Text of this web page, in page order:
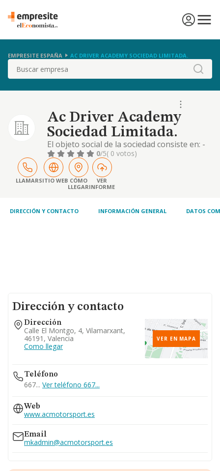
EMPRESITE ESPAÑA AC DRIVER ACADEMY SOCIEDAD LIMITADA.
Buscar
Ac Driver Academy
Sociedad Limitada.
El objeto social de la sociedad consiste en: -
la enseñanza y formación del deporte de
automovilismo. -la compraventa de material
relacionado con el automovilismo. -servicios
de publicidad, relaciones públicas y similares.
0/5( 0 votos)
LLAMARSITIO WEB CÓMO
LLEGAR
VER
INFORME
DIRECCIÓN Y CONTACTO INFORMACIÓN GENERAL DATOS
Dirección y contacto
Dirección
Calle El Montgo, 4, Vilamarxant,
46191, Valencia
Como llegar
VER EN MAPA
Teléfono
667... Ver teléfono 667...
Web
www.acmotorsport.es
Email
mkadmin@acmotorsport.es